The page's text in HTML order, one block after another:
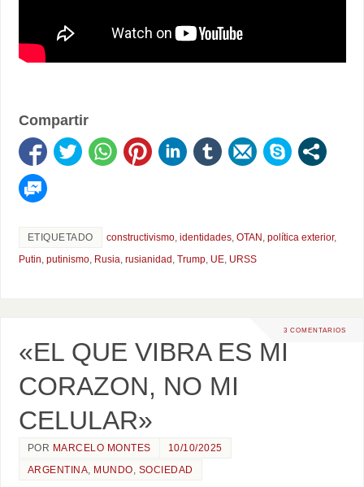
Compartir
ETIQUETADO constructivismo, identidades, OTAN , política exterior,
Putin, putinismo, Rusia, rusianidad , Trump, UE, URSS
3 COMENTARIOS
«EL QUE VIBRA ES MI
CORAZON, NO MI
CELULAR»
POR MARCELO MONTES
10/10/2025
ARGENTINA, MUNDO, SOCIEDAD